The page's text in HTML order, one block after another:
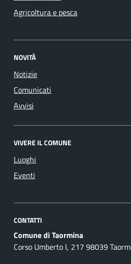
Agricoltura e pesca
NOVITÀ
Notizie
Comunicati
Avvisi
VIVERE IL COMUNE
Luoghi
Eventi
CONTATTI
Comune di Taormina
Corso Umberto I, 217 98039